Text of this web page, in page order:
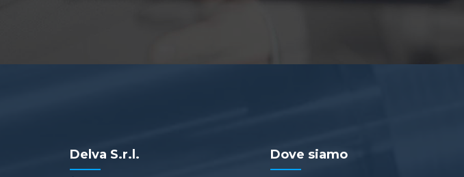
Delva S.r.l. Dove siamo